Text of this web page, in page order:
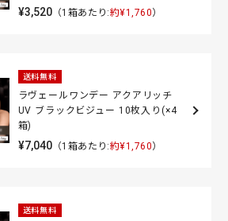
¥3,520（1箱あたり:約¥1,760）
送料無料
ラヴェールワンデー アクアリッチ
UV ブラックビジュー 10枚入り(×4
箱)
¥7,040（1箱あたり:約¥1,760）
送料無料